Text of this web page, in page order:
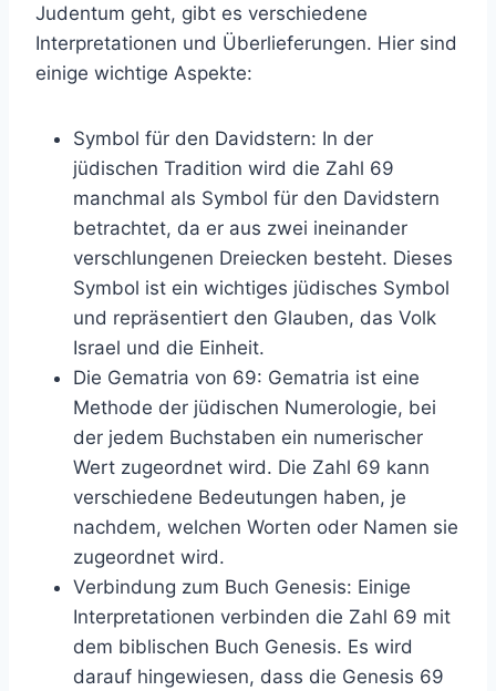
Judentum geht, gibt es verschiedene
Interpretationen und Überlieferungen. Hier sind
einige wichtige Aspekte:
Symbol für den Davidstern: In der
jüdischen Tradition wird die Zahl 69
manchmal als Symbol für den Davidstern
betrachtet, da er aus zwei ineinander
verschlungenen Dreiecken besteht. Dieses
Symbol ist ein wichtiges jüdisches Symbol
und repräsentiert den Glauben, das Volk
Israel und die Einheit.
Die Gematria von 69: Gematria ist eine
Methode der jüdischen Numerologie, bei
der jedem Buchstaben ein numerischer
Wert zugeordnet wird. Die Zahl 69 kann
verschiedene Bedeutungen haben, je
nachdem, welchen Worten oder Namen sie
zugeordnet wird.
Verbindung zum Buch Genesis: Einige
Interpretationen verbinden die Zahl 69 mit
dem biblischen Buch Genesis. Es wird
darauf hingewiesen, dass die Genesis 69